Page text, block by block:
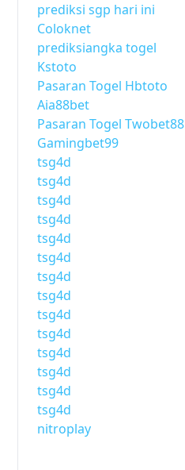
prediksi sgp hari ini
Coloknet
prediksiangka togel
Kstoto
Pasaran Togel Hbtoto
Aia88bet
Pasaran Togel Twobet88
Gamingbet99
tsg4d
tsg4d
tsg4d
tsg4d
tsg4d
tsg4d
tsg4d
tsg4d
tsg4d
tsg4d
tsg4d
tsg4d
tsg4d
tsg4d
nitroplay